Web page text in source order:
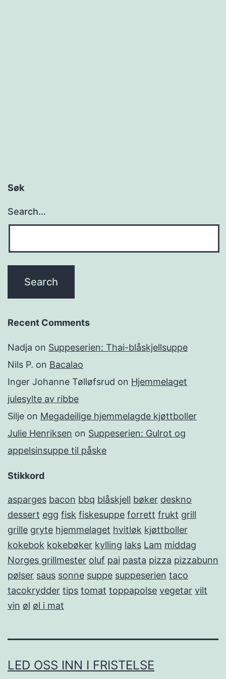
Søk
Search…
Recent Comments
Nadja on Suppeserien: Thai-blåskjellsuppe
Nils P. on Bacalao
Inger Johanne Tølløfsrud on Hjemmelaget
julesylte av ribbe
Silje on Megadeilige hjemmelagde kjøttboller
Julie Henriksen on Suppeserien: Gulrot og
appelsinsuppe til påske
Stikkord
asparges bacon bbq blåskjell bøker deskno
dessert egg fisk fiskesuppe forrett frukt grill
grille gryte hjemmelaget hvitløk kjøttboller
kokebok kokebøker kylling laks Lam middag
Norges grillmester oluf pai pasta pizza pizzabunn
pølser saus sonne suppe suppeserien taco
tacokrydder tips tomat toppapolse vegetar vilt
vin øl øl i mat
LED OSS INN I FRISTELSE